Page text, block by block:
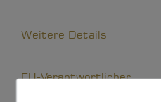
Weitere Details
EU-Verantwortlicher